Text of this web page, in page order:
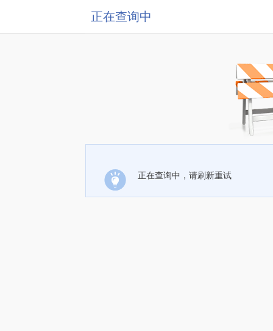
正在查询中
正在查询中，请刷新重试